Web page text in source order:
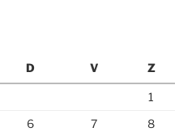
D V Z
1
6 7
8